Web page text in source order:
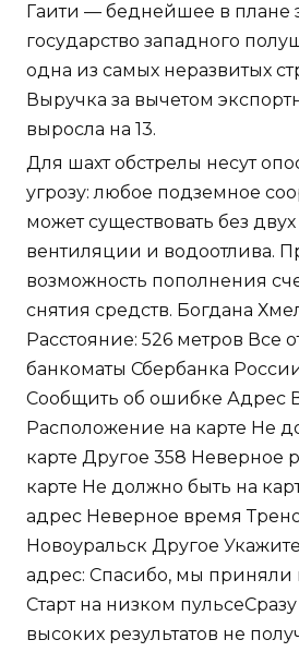
Гаити — беднейшее в плане
государство западного
одна из самых неразвитых
Выручка за вычетом
выросла на 13.
Для шахт обстрелы несут
угрозу: любое подземное
может существовать без
вентиляции и водоотлива.
возможность пополнения
снятия средств. Богдана
Расстояние: 526 метров Все
банкоматы Сбербанка
Сообщить об ошибке Адрес
Расположение на карте Не
карте Другое 358 Неверное
карте Не должно быть на
адрес Неверное время
Новоуральск Другое
адрес: Спасибо, мы
Старт на низком
высоких результатов не